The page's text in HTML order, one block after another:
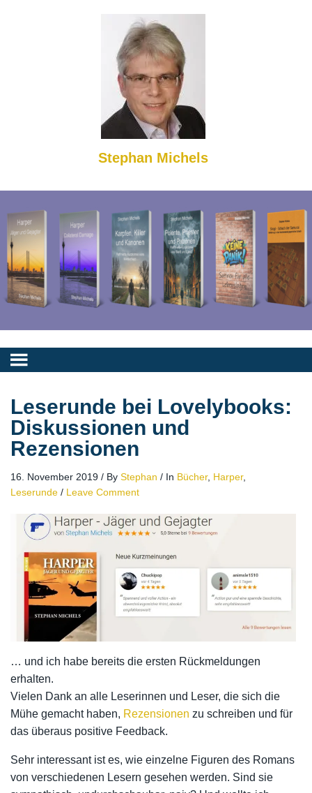
Stephan Michels
Leserunde bei Lovelybooks:
Diskussionen und
Rezensionen
16. November 2019 / By Stephan / In Bücher, Harper,
Leserunde / Leave Comment
… und ich habe bereits die ersten Rückmeldungen
erhalten.
Vielen Dank an alle Leserinnen und Leser, die sich die
Mühe gemacht haben, Rezensionen zu schreiben und für
das überaus positive Feedback.
Sehr interessant ist es, wie einzelne Figuren des Romans
von verschiedenen Lesern gesehen werden. Sind sie